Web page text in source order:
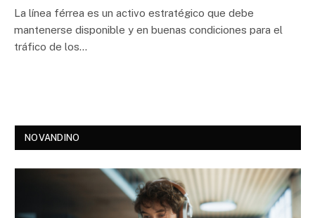
La línea férrea es un activo estratégico que debe
mantenerse disponible y en buenas condiciones para el
tráfico de los…
NOVANDINO